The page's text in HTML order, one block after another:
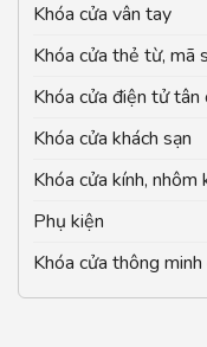
Khóa cửa vân tay
Khóa cửa thẻ từ, mã
Khóa cửa điện tử tân
Khóa cửa khách sạn
Khóa cửa kính, nhôm
Phụ kiện
Khóa cửa thông minh